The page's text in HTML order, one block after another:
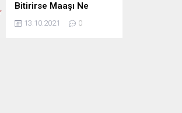
Bitirirse Maaşı Ne
Kadar Artar
13.10.2021 0